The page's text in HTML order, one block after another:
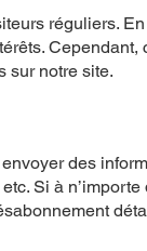
réguliers.
sur notre site.
des
Si à